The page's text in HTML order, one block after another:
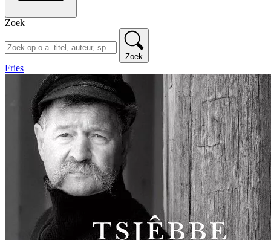
Zoek
Zoek
Fries